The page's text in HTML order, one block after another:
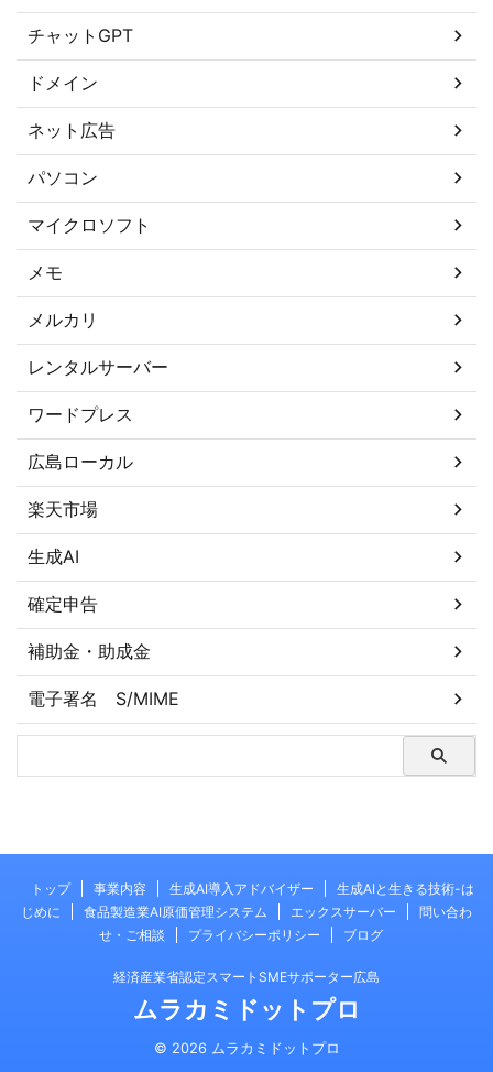
チャットGPT
ドメイン
ネット広告
パソコン
マイクロソフト
メモ
メルカリ
レンタルサーバー
ワードプレス
広島ローカル
楽天市場
生成AI
確定申告
補助金・助成金
電子署名 S/MIME
トップ 事業内容 生成AI導入アドバイザー
生成AIと生きる技術-は
じめに
食品製造業AI原価管理システム エックスサーバー
問い合わ
せ・ご相談
プライバシーポリシー ブログ
経済産業省認定スマートSMEサポーター広島
ムラカミドットプロ
© 2026 ムラカミドットプロ